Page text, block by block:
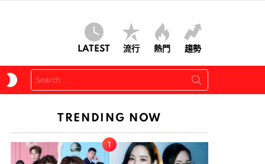
LATEST 流行 熱門 趨勢
SKIN
Search
for:
TRENDING NOW